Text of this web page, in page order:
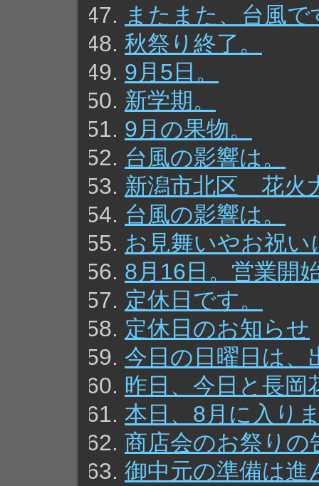
またまた、台風で
秋祭り終了。
9月5日。
新学期。
9月の果物。
台風の影響は。
新潟市北区 花火
台風の影響は。
お見舞いやお祝い
8月16日。営業開
定休日です。
定休日のお知らせ
今日の日曜日は、
昨日、今日と長岡
本日、8月に入り
商店会のお祭りの
御中元の準備は進